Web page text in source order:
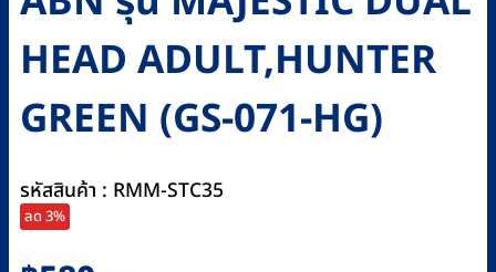
HEAD ADULT,HUNTER
GREEN (GS-071-HG)
รหัสสินค้า : RMM-STC35
ลด 3%